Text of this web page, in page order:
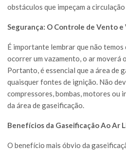
obstáculos que impeçam a
Segurança: O Controle de Vento e
É importante lembrar que não
ocorrer um vazamento, o ar moverá
Portanto, é essencial que a área de
quaisquer fontes de ignição. Não
compressores, bombas, motores ou
da área de gaseificação.
Benefícios da Gaseificação Ao Ar
O benefício mais óbvio da